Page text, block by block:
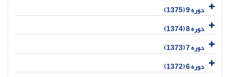
دوره 9 (1375)
دوره 8 (1374)
دوره 7 (1373)
دوره 6 (1372)